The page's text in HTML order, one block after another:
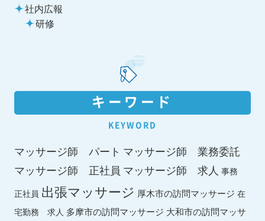
社内広報
研修
キーワード
KEYWORD
マッサージ師 パート マッサージ師 業務委託
マッサージ師 正社員 マッサージ師 求人 事務
正社員 出張マッサージ 厚木市の訪問マッサージ 在
宅勤務 求人 多摩市の訪問マッサージ 大和市の訪問マッサ